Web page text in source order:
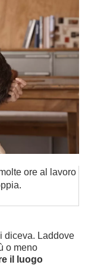
ore al lavoro
diceva. Laddove
o meno
il luogo